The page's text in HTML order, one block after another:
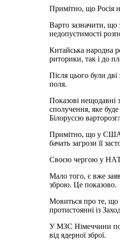
Примітно, що Росія
Варто зазначити, що
недопустимості
Китайська народна
риторики, так і до
Після цього були
поля.
Показові нещодавні
сполучення, яке
Білоруссю
Примітно, що у США
бачать загрози її
Своєю чергою у НАТО
Мало того, є вже
зброю. Це показово.
Мовиться про те, що
протистоянні із
У МЗС Німеччини
від ядерної зброї.